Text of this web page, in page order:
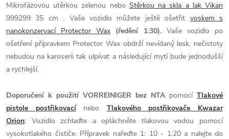
Mikrofázovou utěrkou zelenou nebo Stěrkou na skla a lak Vikan
999299 35 cm . Vaše vozidlo můžete ještě ošetřit voskem s
nanokonzervací Protector Wax (ředění 1:30). Vaše vozidlo po
ošetření přípravkem Protector Wax obdrží nevídaný lesk, nečistoty
nebudou na karoserii tak ulpívat a následující mytí bude jednodušší
a rychlejší.
Doporučení k použití VORREINIGER bez NTA pomocí Tlakové
pistole postřikovací
nebo
Tlakového postřikovače Kwazar
Orion: Vozidlo zchlaďte a opláchněte tlakovou vodou pomocí
vysokotlakého čističe. Přípravek nařeďte 1: 10 - 1:20 a nalejte do